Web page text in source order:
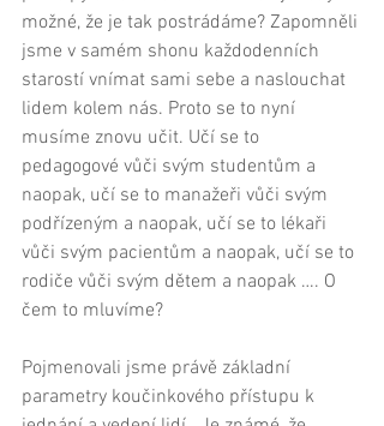
možné, že je tak postrádáme? Zapomněli
jsme v samém shonu každodenních
starostí vnímat sami sebe a naslouchat
lidem kolem nás. Proto se to nyní
musíme znovu učit. Učí se to
pedagogové vůči svým studentům a
naopak, učí se to manažeři vůči svým
podřízeným a naopak, učí se to lékaři
vůči svým pacientům a naopak, učí se to
rodiče vůči svým dětem a naopak …. O
čem to mluvíme?
Pojmenovali jsme právě základní
parametry koučinkového přístupu k